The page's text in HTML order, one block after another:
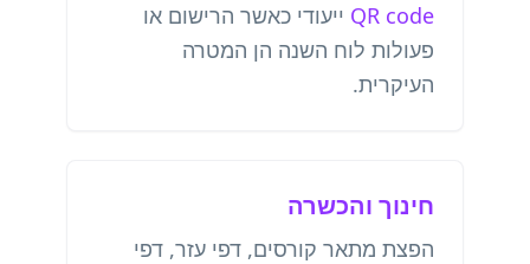
QR code ייעודי כאשר הרישום או
פעולות לוח השנה הן המטרה
העיקרית.
חינוך והכשרה
הפצת מתאר קורסים, דפי עזר, דפי